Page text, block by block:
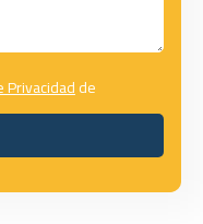
Privacidadde